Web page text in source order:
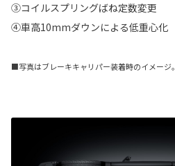
③コイルスプリングばね定数変更
④車高10mmダウンによる低重心化
■写真はブレーキキャリパー装着時のイメージ。